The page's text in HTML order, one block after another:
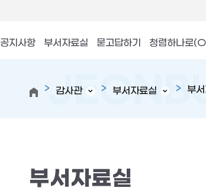
공지사항 부서자료실 묻고답하기 청렴하나로
감사관 부서자료실 부
부서자료실